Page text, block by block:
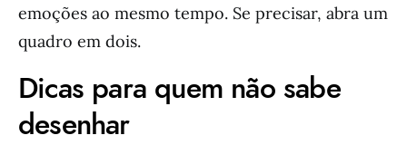
emoções ao mesmo tempo. Se precisar, abra um
quadro em dois.
Dicas para quem não sabe
desenhar